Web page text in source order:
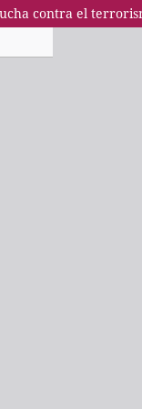
contra el